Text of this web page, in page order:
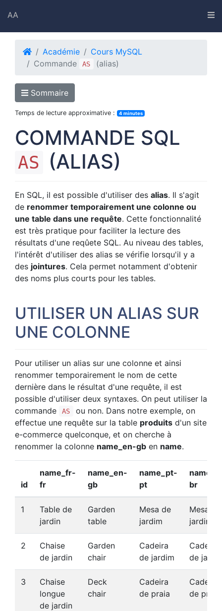
AA
Outils
Snippets
Linkedin
Instagram
Strava
Académie
Cours MySQL
Commande
AS (alias)
Sommaire
Temps de lecture approximative : 4 minutes
COMMANDE SQL
AS (ALIAS)
En SQL, il est possible d'utiliser des alias. Il s'agit
de renommer temporairement une colonne ou
une table dans une requête. Cette fonctionnalité
est très pratique pour faciliter la lecture des
résultats d'une reqûete SQL. Au niveau des tables,
l'intérêt d'utiliser des alias se vérifie lorsqu'il y a
des jointures. Cela permet notamment d'obtenir
des noms plus courts pour les tables.
UTILISER UN ALIAS SUR
UNE COLONNE
Pour utiliser un alias sur une colonne et ainsi
renommer temporairement le nom de cette
dernière dans le résultat d'une requête, il est
possible d'utiliser deux syntaxes. On peut utiliser la
commande
AS
ou non. Dans notre exemple, on
effectue une requête sur la table produits d'un site
e-commerce quelconque, et on cherche à
renommer la colonne name_en-gb en name.
id
name_fr-
fr
name_en-
gb
name_pt-
pt
br
1
Table de
jardin
Garden
table
Mesa de
jardim
Mesa de
jardim
2
Chaise
de jardin
Garden
chair
Cadeira
de jardim
Cadeira
de
3
Chaise
longue
de jardin
Deck
chair
Cadeira
de praia
Cadeira
de praia